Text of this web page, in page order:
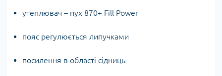
утеплювач – пух 870+ Fill Power
пояс регулюється липучками
посилення в області сідниць